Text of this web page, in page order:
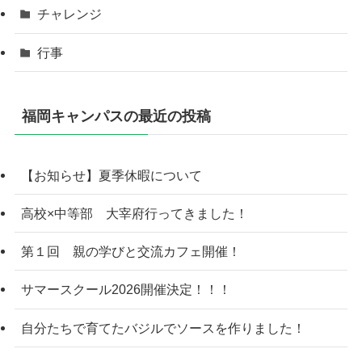
チャレンジ
行事
福岡キャンパスの最近の投稿
【お知らせ】夏季休暇について
高校×中等部 大宰府行ってきました！
第１回 親の学びと交流カフェ開催！
サマースクール2026開催決定！！！
自分たちで育てたバジルでソースを作りました！